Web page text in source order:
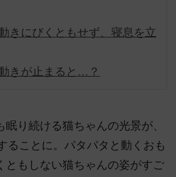
きにびくともせず、寝息を立
きが止まると…？
眠り続ける猫ちゃんの光景が、
ることに。パタパタと動くおも
ともしない猫ちゃんの姿がすご